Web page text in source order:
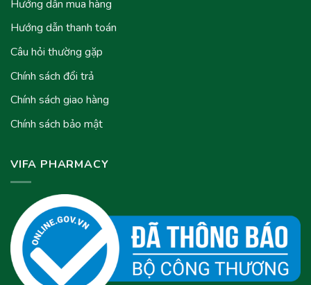
Hướng dẫn mua hàng
Hướng dẫn thanh toán
Câu hỏi thường gặp
Chính sách đổi trả
Chính sách giao hàng
Chính sách bảo mật
VIFA PHARMACY